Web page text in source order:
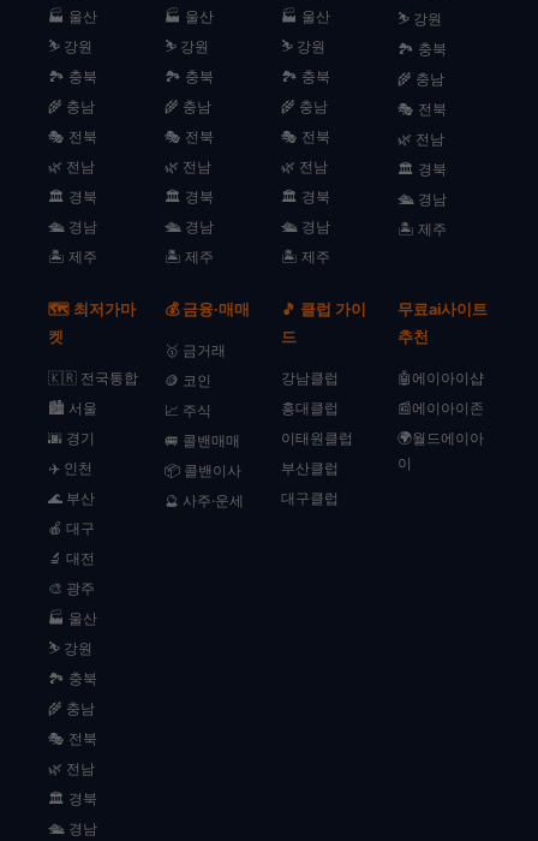
🏭 울산
⛷️ 강원
🏞️ 충북
🌾 충남
🎭 전북
🌿 전남
🏛️ 경북
🛳️ 경남
🏝️ 제주
🏭 울산
⛷️ 강원
🏞️ 충북
🌾 충남
🎭 전북
🌿 전남
🏛️ 경북
🛳️ 경남
🏝️ 제주
🏭 울산
⛷️ 강원
🏞️ 충북
🌾 충남
🎭 전북
🌿 전남
🏛️ 경북
🛳️ 경남
🏝️ 제주
⛷️ 강원
🏞️ 충북
🌾 충남
🎭 전북
🌿 전남
🏛️ 경북
🛳️ 경남
🏝️ 제주
🗺️ 최저가마
켓
🇰🇷 전국통합
🏙️ 서울
🌆 경기
✈️ 인천
🌊 부산
🍎 대구
🔬 대전
🎨 광주
🏭 울산
⛷️ 강원
🏞️ 충북
🌾 충남
🎭 전북
🌿 전남
🏛️ 경북
🛳️ 경남
💰 금융·매매
🥇 금거래
🪙 코인
📈 주식
🚐 콜밴매매
📦 콜밴이사
🔮 사주·운세
🎵 클럽 가이
드
강남클럽
홍대클럽
이태원클럽
부산클럽
대구클럽
무료ai사이트
추천
🤖에이아이샵
📰에이아이존
🌍월드에이아
이